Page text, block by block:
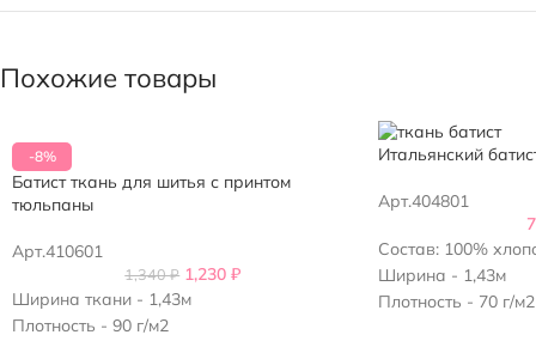
Похожие товары
-8%
Батист ткань для шитья с принтом
тюльпаны
Арт.410601
1,340₽ 1,230₽
Ширина ткани - 1,43м
Плотность - 90 г/м2
Итальянский
Арт.404801
Состав: 100%
Ширина - 1,43м
Плотность - 70 г/м2